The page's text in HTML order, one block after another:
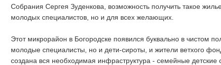
Собрания Сергея Зуденкова, возможность получить такое
молодых специалистов, но и для всех желающих.
Этот микрорайон в Богородске появился буквально в чистом
молодые специалисты, но и дети-сироты, и жители ветхого
создана вся необходимая инфраструктура - семейные